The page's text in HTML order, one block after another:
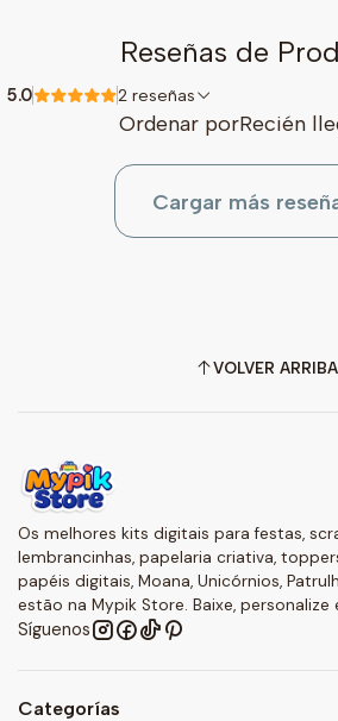
Reseñas de
5.0 2 reseñas
Ordenar porRecién
Cargar más
VOLVER ARRIBA
Os melhores kits digitais para festas,
lembrancinhas, papelaria criativa,
papéis digitais, Moana, Unicórnios,
estão na Mypik Store. Baixe,
Síguenos
Categorías